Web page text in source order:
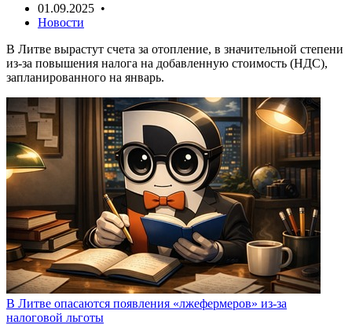
01.09.2025 •
Новости
В Литве вырастут счета за отопление, в значительной степени
из-за повышения налога на добавленную стоимость (НДС),
запланированного на январь.
В Литве опасаются появления «лжефермеров» из-за
налоговой льготы